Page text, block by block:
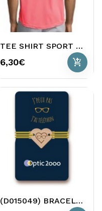
TEE SHIRT SPORT ROSE TELETHON
6,30€ add_shopping_cart
(D015049) BRACELET TELETHON